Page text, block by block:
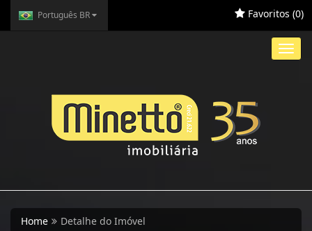
Português BR Favoritos (0)
Home Detalhe do Imóvel